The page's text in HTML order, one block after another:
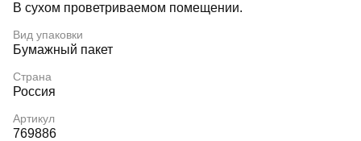
В сухом проветриваемом помещении.
Вид упаковки
Бумажный пакет
Страна
Россия
Артикул
769886